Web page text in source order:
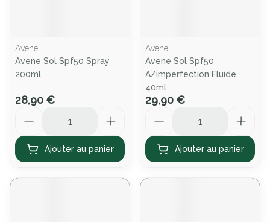
Avene
Avene Sol Spf50 Spray
200ml
28,90 €
Ajouter au panier
Avene
Avene Sol Spf50
A/imperfection Fluide
40ml
29,90 €
Ajouter au panier